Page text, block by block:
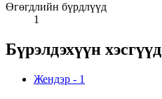
Өгөгдлийн бүрдлүүд
1
Бүрэлдэхүүн хэсгүүд
Жендэр - 1